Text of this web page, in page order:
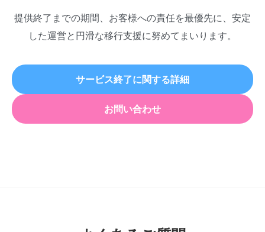
提供終了までの期間、お客様への責任を最優先に、安定
した運営と円滑な移行支援に努めてまいります。
サービス終了に関する詳細
お問い合わせ